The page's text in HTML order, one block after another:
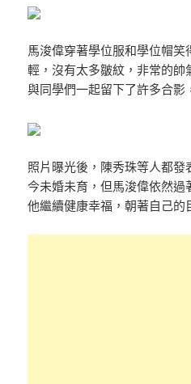
馬浚偉穿著學位服和學位帽
輕，沒有太多皺紋，非常的
與同學們一起留下了許多合影
照片曝光後，陳秀珠等人都
今未婚未育，但馬浚偉依然
他繼續健康幸福，朝著自己的